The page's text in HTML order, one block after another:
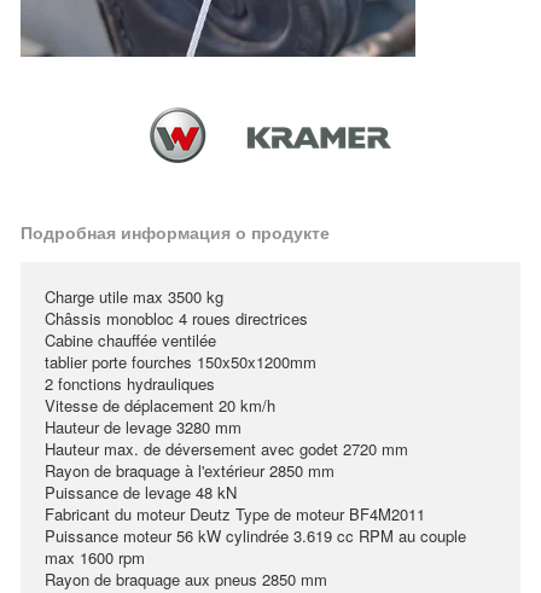
Подробная информация о продукте
Charge utile max 3500 kg
Châssis monobloc 4 roues directrices
Cabine chauffée ventilée
tablier porte fourches 150x50x1200mm
2 fonctions hydrauliques
Vitesse de déplacement 20 km/h
Hauteur de levage 3280 mm
Hauteur max. de déversement avec godet 2720 mm
Rayon de braquage à l'extérieur 2850 mm
Puissance de levage 48 kN
Fabricant du moteur Deutz Type de moteur BF4M2011
Puissance moteur 56 kW cylindrée 3.619 cc RPM au couple
max 1600 rpm
Rayon de braquage aux pneus 2850 mm